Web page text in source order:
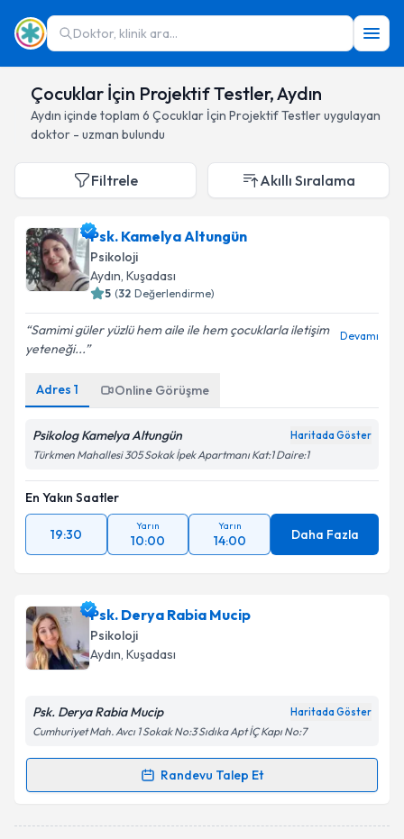
Doktor, klinik ara...
Çocuklar İçin Projektif Testler, Aydın
Aydın içinde toplam 6 Çocuklar İçin Projektif Testleruygulayan
doktor - uzman bulundu
Filtrele Akıllı Sıralama
Psk. Kamelya Altungün
Psikoloji
Aydın, Kuşadası
5 (32 Değerlendirme)
Samimi güler yüzlü hem aile ile hem çocuklarla iletişim
yeteneği...
Devamı
Adres 1 Online Görüşme
Psikolog Kamelya Altungün Haritada Göster
Türkmen Mahallesi 305 Sokak İpek Apartmanı Kat:1 Daire:1
En Yakın Saatler
19:30
Yarın
10:00
Yarın
14:00 Daha Fazla
Psk. Derya Rabia Mucip
Psikoloji
Aydın, Kuşadası
Psk. Derya Rabia Mucip Haritada Göster
Cumhuriyet Mah. Avcı 1 Sokak No:3 Sıdıka Apt İÇ Kapı No:7
Randevu Talep Et
Randevu Takvimi Talebi